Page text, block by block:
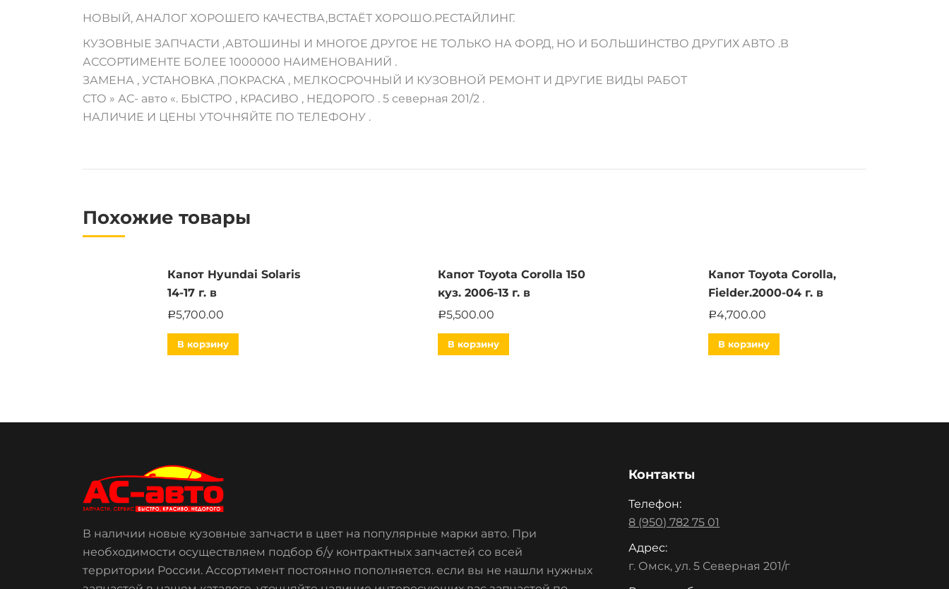
НОВЫЙ, АНАЛОГ ХОРОШЕГО КАЧЕСТВА,ВСТАЁТ ХОРОШО.РЕСТАЙЛИНГ.
КУЗОВНЫЕ ЗАПЧАСТИ ,АВТОШИНЫ И МНОГОЕ ДРУГОЕ НЕ ТОЛЬКО НА ФОРД, НО И БОЛЬШИНСТВО ДРУГИХ АВТО .В
АССОРТИМЕНТЕ БОЛЕЕ 1000000 НАИМЕНОВАНИЙ .
ЗАМЕНА , УСТАНОВКА ,ПОКРАСКА , МЕЛКОСРОЧНЫЙ И КУЗОВНОЙ РЕМОНТ И ДРУГИЕ ВИДЫ РАБОТ
СТО » АС- авто «. БЫСТРО , КРАСИВО , НЕДОРОГО . 5 северная 201/2 .
НАЛИЧИЕ И ЦЕНЫ УТОЧНЯЙТЕ ПО ТЕЛЕФОНУ .
Похожие товары
Капот Hyundai Solaris
14-17 г. в
Р5,700.00
В корзину
Капот Toyota Corolla 150
куз. 2006-13 г. в
Р5,500.00
В корзину
Капот Toyota Corolla,
Fielder.2000-04 г. в
Р4,700.00
В корзину
В наличии новые кузовные запчасти в цвет на популярные марки авто. При
необходимости осуществляем подбор б/у контрактных запчастей со всей
территории России. Ассортимент постоянно пополняется. если вы не нашли нужных
Контакты
Телефон:
8 (950) 782 75 01
Адрес:
г. Омск, ул. 5 Северная 201/г